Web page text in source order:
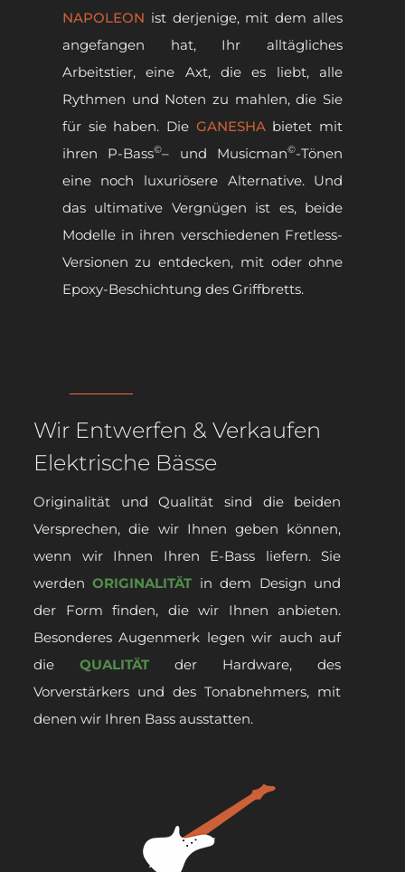
NAPOLEON ist derjenige, mit dem alles
angefangen hat, Ihr alltägliches
Arbeitstier, eine Axt, die es liebt, alle
Rythmen und Noten zu mahlen, die Sie
für sie haben. Die GANESHAbietet mit
ihren P-Bass©– und Musicman©-Tönen
eine noch luxuriösere Alternative. Und
das ultimative Vergnügen ist es, beide
Modelle in ihren verschiedenen Fretless-
Versionen zu entdecken, mit oder ohne
Epoxy-Beschichtung des Griffbretts.
Wir Entwerfen & Verkaufen
Elektrische Bässe
Originalität und Qualität sind die beiden
Versprechen, die wir Ihnen geben können,
wenn wir Ihnen Ihren E-Bass liefern. Sie
werdenORIGINALITÄT in dem Design und
der Form finden, die wir Ihnen anbieten.
Besonderes Augenmerk legen wir auch auf
dieQUALITÄT der Hardware, des
Vorverstärkers und des Tonabnehmers, mit
denen wir Ihren Bass ausstatten.